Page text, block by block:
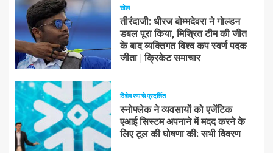
खेल
तीरंदाजी: धीरज बोम्मदेवरा ने गोल्डन
डबल पूरा किया, मिश्रित टीम की जीत
के बाद व्यक्तिगत विश्व कप स्वर्ण पदक
जीता | क्रिकेट समाचार
विशेष रुप से प्रदर्शित
स्नोफ्लेक ने व्यवसायों को एजेंटिक
एआई सिस्टम अपनाने में मदद करने के
लिए टूल की घोषणा की: सभी विवरण